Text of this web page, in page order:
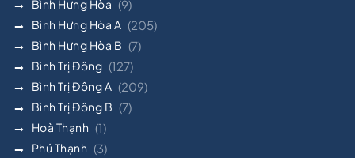
Bình Hưng Hòa (9)
Bình Hưng Hòa A (205)
Bình Hưng Hòa B (7)
Bình Trị Đông (127)
Bình Trị Đông A (209)
Bình Trị Đông B (7)
Hoà Thạnh (1)
Phú Thạnh (3)